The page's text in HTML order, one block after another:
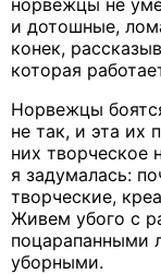
и дотошные,
конек,
которая
Норвежцы
не так, и эта их
них творческое
я задумалась:
творческие,
Живем убого с
поцарапанными
уборными.